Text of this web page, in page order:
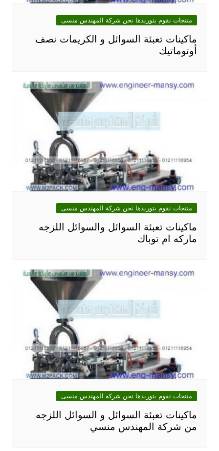
منتجات نقوم بتوريدها نحن شركة المهندس منسى
ماكينات تعبئة السوائل و الكريمات نصف
أوتوماتيك
منتجات نقوم بتوريدها نحن شركة المهندس منسى
ماكينات تعبئة السوائل والسوائل اللزجه
ماركه ام توباك
منتجات نقوم بتوريدها نحن شركة المهندس منسى
ماكينات تعبئة السوائل و السوائل اللزجه
من شركة المهندس منسي